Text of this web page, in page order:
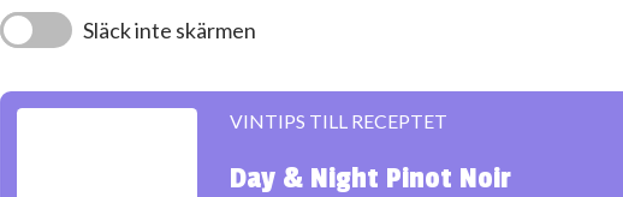
Släck inte skärmen
VINTIPS TILL RECEPTET
Day & Night Pinot Noir